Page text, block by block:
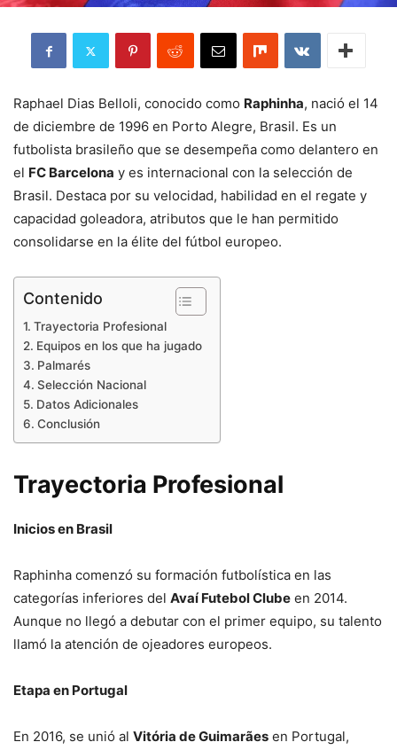
Raphael Dias Belloli, conocido como Raphinha, nació el 14
de diciembre de 1996 en Porto Alegre, Brasil. Es un
futbolista brasileño que se desempeña como delantero en
el FC Barcelona y es internacional con la selección de
Brasil. Destaca por su velocidad, habilidad en el regate y
capacidad goleadora, atributos que le han permitido
consolidarse en la élite del fútbol europeo.
Contenido
Trayectoria Profesional
Equipos en los que ha jugado
Palmarés
Selección Nacional
Datos Adicionales
Conclusión
Trayectoria Profesional
Inicios en Brasil
Raphinha comenzó su formación futbolística en las
categorías inferiores del Avaí Futebol Clube en 2014.
Aunque no llegó a debutar con el primer equipo, su talento
llamó la atención de ojeadores europeos.
Etapa en Portugal
En 2016, se unió al Vitória de Guimarães en Portugal,